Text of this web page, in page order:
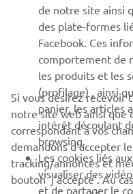
BULLETIN
Soyez le premier à
spéciaux, les nouveautés et
Lisez notre politique de
nous traitons vos données
de notre site ainsi
des plate-formes
Facebook. Ces
comportement de
les produits et les
(profilage) , ainsi
panier, les articles
intérêt découlant
browsing.
Les cookies liés
visualiser des
et de partager le
Si vous désirez recevoir
notre site web ainsi que
correspondant à vos
demandons d’accepter
tracking/annonces et
bouton ‘j’accepte’. Au